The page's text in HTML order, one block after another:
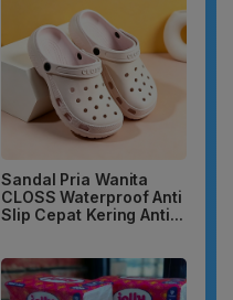
Sandal Pria Wanita
CLOSS Waterproof Anti
Slip Cepat Kering Anti...